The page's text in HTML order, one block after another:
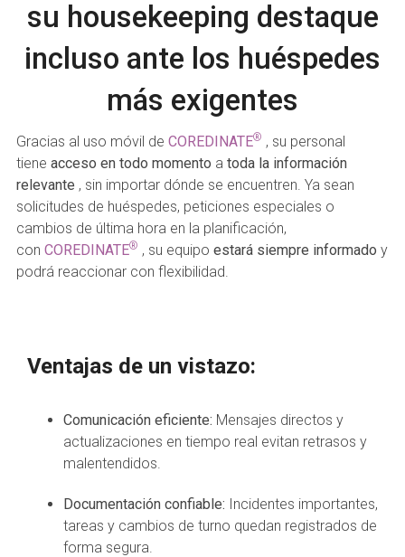
su housekeeping destaque
incluso ante los huéspedes
más exigentes
Gracias al uso móvil de COREDINATE® , su personal
tiene acceso en todo momento a toda la información
relevante , sin importar dónde se encuentren. Ya sean
solicitudes de huéspedes, peticiones especiales o
cambios de última hora en la planificación,
con COREDINATE® , su equipo estará siempre informado y
podrá reaccionar con flexibilidad.
Ventajas de un vistazo:
Comunicación eficiente: Mensajes directos y
actualizaciones en tiempo real evitan retrasos y
malentendidos.
Documentación confiable: Incidentes importantes,
tareas y cambios de turno quedan registrados de
forma segura.